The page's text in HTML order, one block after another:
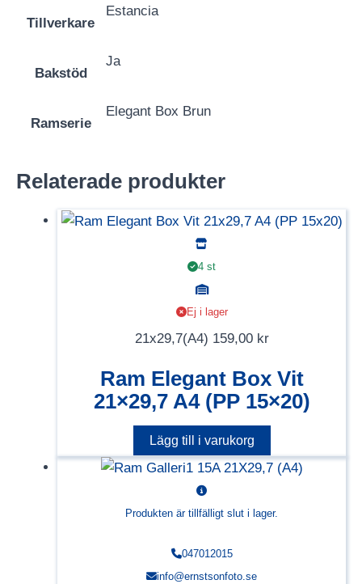
Tillverkare
Estancia
Bakstöd
Ja
Ramserie
Elegant Box Brun
Relaterade produkter
4 st
Ej i lager
21x29,7(A4) 159,00 kr
Ram Elegant Box Vit
21×29,7 A4 (PP 15×20)
Lägg till i varukorg
Produkten är tillfälligt slut i lager.
047012015
info@ernstsonfoto.se